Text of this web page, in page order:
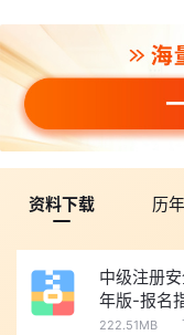
资料下载 历
中级注册
年版-报名
222.51MB